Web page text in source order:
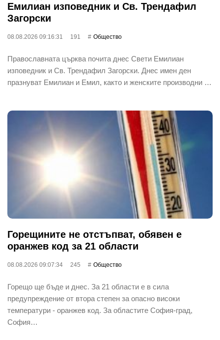
Емилиан изповедник и Св. Трендафил
Загорски
08.08.2026 09:16:31 191 Общество
Православната църква почита днес Свети Емилиан
изповедник и Св. Трендафил Загорски. Днес имен ден
празнуват Емилиан и Емил, както и женските производни …
Горещините не отстъпват, обявен е
оранжев код за 21 области
08.08.2026 09:07:34 245 Общество
Горещо ще бъде и днес. За 21 области е в сила
предупреждение от втора степен за опасно високи
температури - оранжев код. За областите София-град,
София…